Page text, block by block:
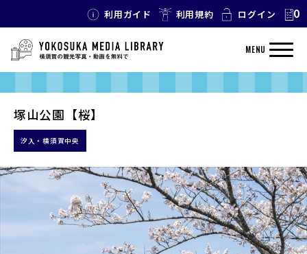
利用ガイド 利用規約 ログイン 0
MENU
塚山公園【桜】
汐入・横須賀中央